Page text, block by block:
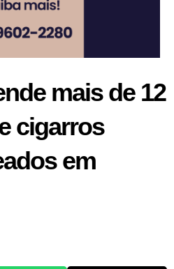
mais de 12
cigarros
em